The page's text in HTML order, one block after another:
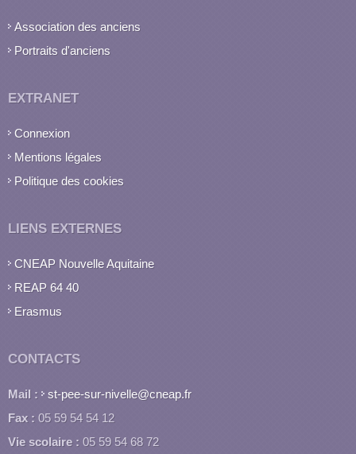
Association des anciens
Portraits d'anciens
EXTRANET
Connexion
Mentions légales
Politique des cookies
LIENS EXTERNES
CNEAP Nouvelle Aquitaine
REAP 64 40
Erasmus
CONTACTS
Mail :
st-pee-sur-nivelle@cneap.fr
Fax : 05 59 54 54 12
Vie scolaire : 05 59 54 68 72